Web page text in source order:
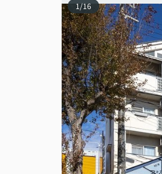
1/16